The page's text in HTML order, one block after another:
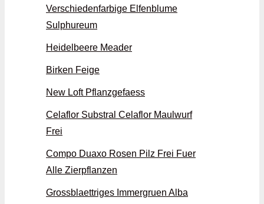
Verschiedenfarbige Elfenblume
Sulphureum
Heidelbeere Meader
Birken Feige
New Loft Pflanzgefaess
Celaflor Substral Celaflor Maulwurf
Frei
Compo Duaxo Rosen Pilz Frei Fuer
Alle Zierpflanzen
Grossblaettriges Immergruen Alba